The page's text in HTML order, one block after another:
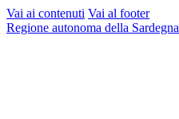
Vai ai contenuti Vai al footer
Regione autonoma della Sardegna